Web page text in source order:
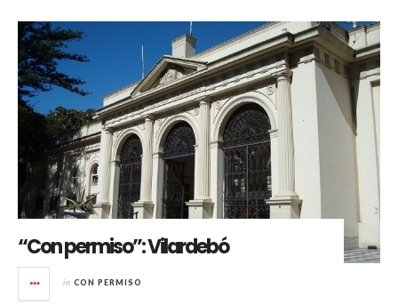
“Con permiso”: Vilardebó
in CON PERMISO